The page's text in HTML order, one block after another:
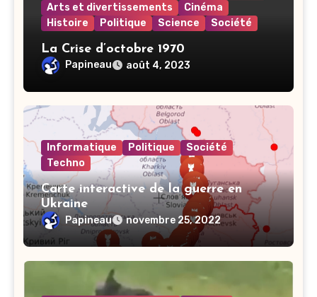
Arts et divertissements
Cinéma
Histoire
Politique Science Société
La Crise d’octobre 1970
Papineau août 4, 2023
Informatique Politique
Société
Techno
Carte interactive de la guerre en
Ukraine
Papineau novembre 25, 2022